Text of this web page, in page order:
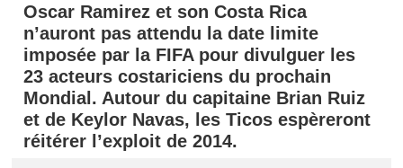
Oscar Ramirez et son Costa Rica
n’auront pas attendu la date limite
imposée par la FIFA pour divulguer les
23 acteurs costariciens du prochain
Mondial. Autour du capitaine Brian Ruiz
et de Keylor Navas, les Ticos espèreront
réitérer l’exploit de 2014.